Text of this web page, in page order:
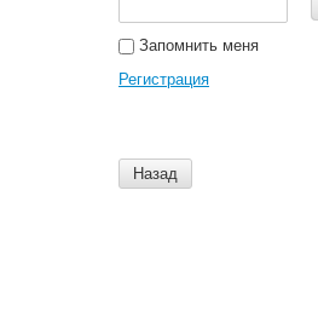
Запомнить меня
Регистрация
Назад